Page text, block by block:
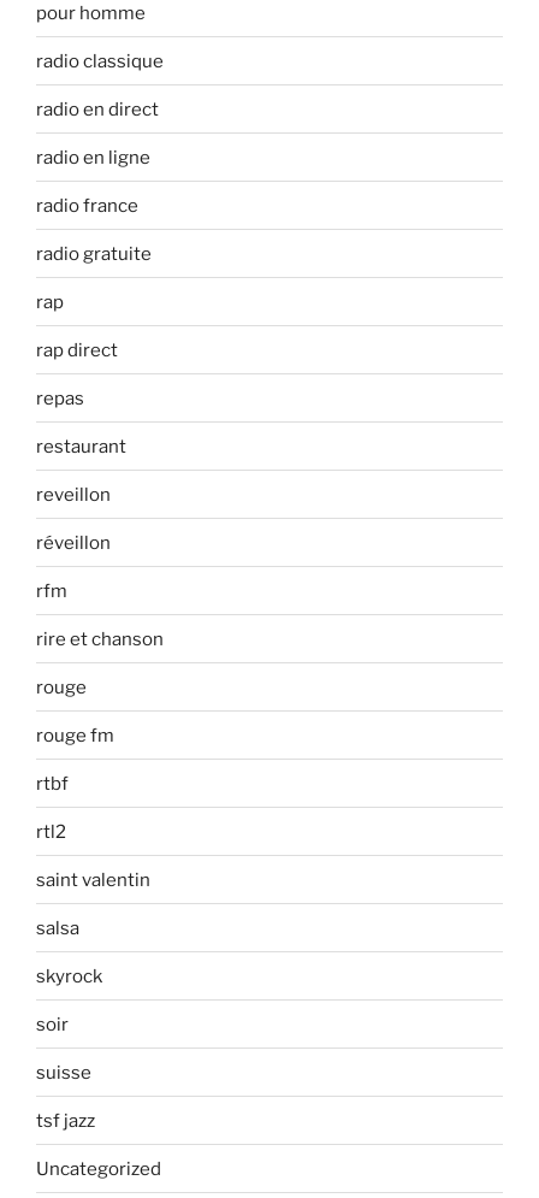
pour homme
radio classique
radio en direct
radio en ligne
radio france
radio gratuite
rap
rap direct
repas
restaurant
reveillon
réveillon
rfm
rire et chanson
rouge
rouge fm
rtbf
rtl2
saint valentin
salsa
skyrock
soir
suisse
tsf jazz
Uncategorized